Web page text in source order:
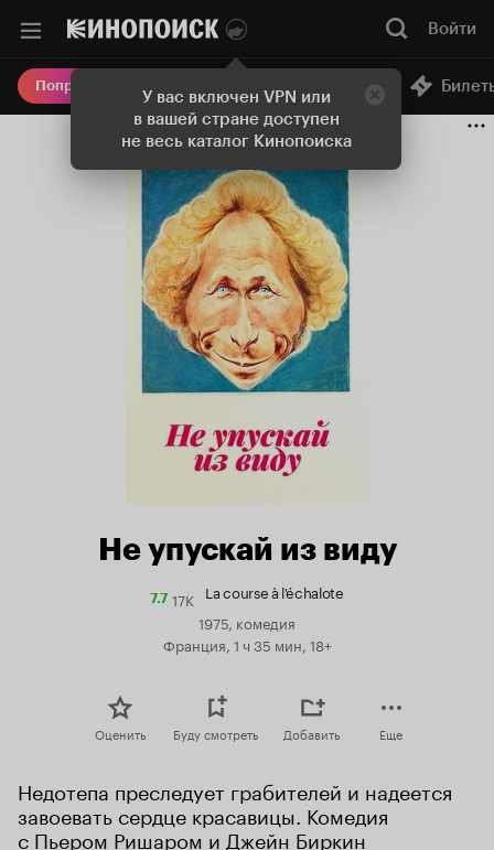
У вас включен VPN или
в вашей стране доступен
не весь каталог Кинопоиска
Войти
Попробовать Плюс Онлайн-кинотеатр
Не упускай из виду
7.7Рейтинг
Кинопоиска
17K La course à l'échalote
1975, комедия
Франция, 1 ч 35 мин, 18+
Оценить Буду смотреть Добавить Еще
Недотепа преследует грабителей и надеется
завоевать сердце красавицы. Комедия
с Пьером Ришаром и Джейн Биркин